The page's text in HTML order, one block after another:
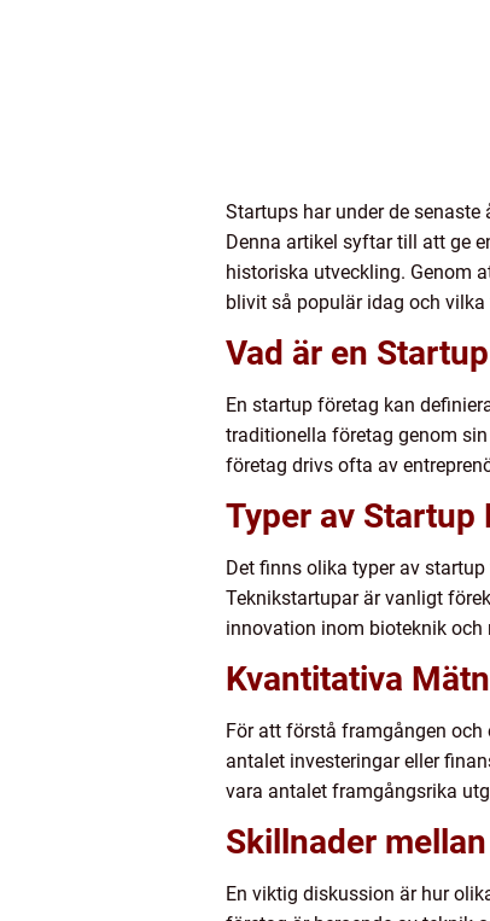
Startups har under de
Denna artikel syftar till att ge
historiska utveckling. Genom
blivit så populär idag och
Vad är en
En startup företag kan
traditionella företag genom
företag drivs ofta av
Typer av Startup
Det finns olika typer av
Teknikstartupar är vanligt
innovation inom bioteknik
Kvantitativa
För att förstå framgången
antalet investeringar eller
vara antalet framgångsrika
Skillnader
En viktig diskussion är hur